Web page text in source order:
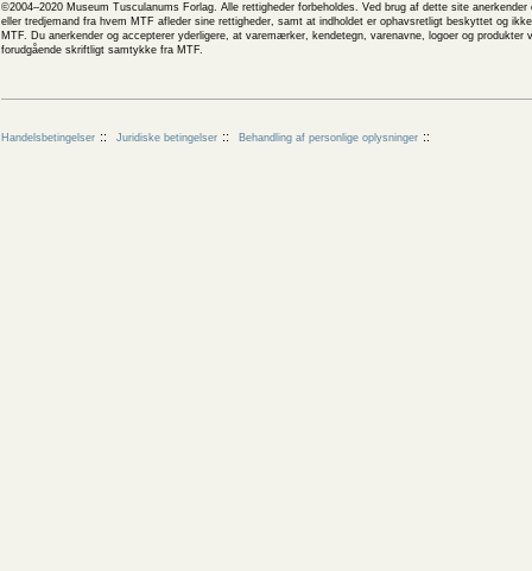
©2004–2020 Museum Tusculanums Forlag. Alle rettigheder forbeholdes. Ved brug af dette site
eller tredjemand fra hvem MTF afleder sine rettigheder, samt at indholdet er ophavsretligt beskyttet og
MTF. Du anerkender og accepterer yderligere, at varemærker, kendetegn, varenavne, logoer og
forudgående skriftligt samtykke fra MTF.
Handelsbetingelser Juridiske betingelser Behandling af personlige oplysninger